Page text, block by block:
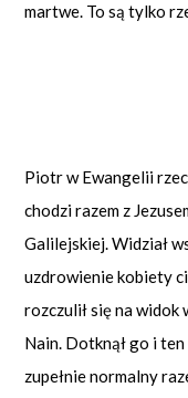
martwe. To są tylko
Piotr w Ewangelii
chodzi razem z
Galilejskiej. Widział
uzdrowienie kobiety
rozczulił się na widok
Nain. Dotknął go i ten
zupełnie normalny